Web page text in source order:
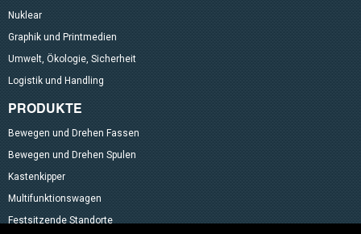
Nuklear
Graphik und Printmedien
Umwelt, Ökologie, Sicherheit
Logistik und Handling
PRODUKTE
Bewegen und Drehen Fassen
Bewegen und Drehen Spulen
Kastenkipper
Multifunktionswagen
Festsitzende Standorte